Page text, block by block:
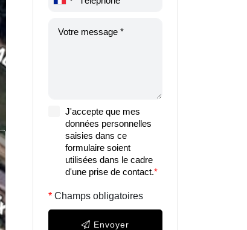
J'accepte que mes
données personnelles
saisies dans ce
formulaire soient
utilisées dans le cadre
d'une prise de contact.*
Champs obligatoires
Envoyer